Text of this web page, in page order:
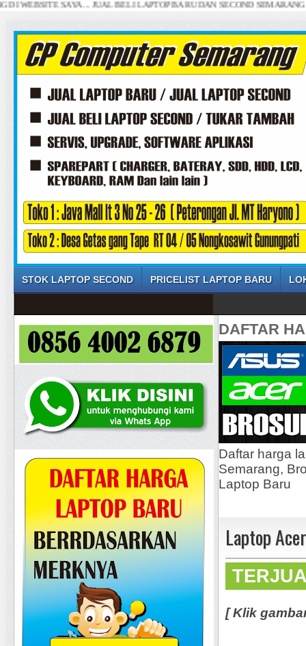
SAYA ... JUAL BELI LAPTOP BARU DAN SECOND SEMARANG ...
STOK LAPTOP SECOND PRICELIST LAPTOP BARU
DAFTAR
Daftar harga
Semarang,
Laptop Baru
Laptop
[ Klik